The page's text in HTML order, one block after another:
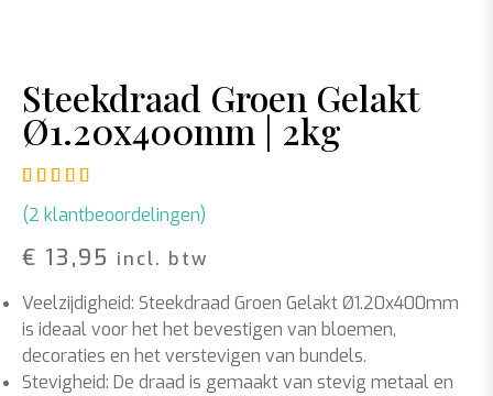
Steekdraad Groen Gelakt
Ø1.20x400mm | 2kg
(2 klantbeoordelingen)
€ 13,95 incl. btw
Veelzijdigheid: Steekdraad Groen Gelakt Ø1.20x400mm
is ideaal voor het het bevestigen van bloemen,
decoraties en het verstevigen van bundels.
Stevigheid: De draad is gemaakt van stevig metaal en